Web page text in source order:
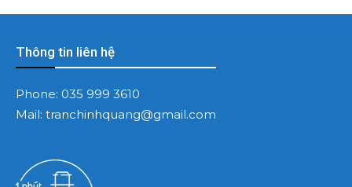
Thông tin liên hệ
Phone: 035 999 3610
Mail: tranchinhquang@gmail.com